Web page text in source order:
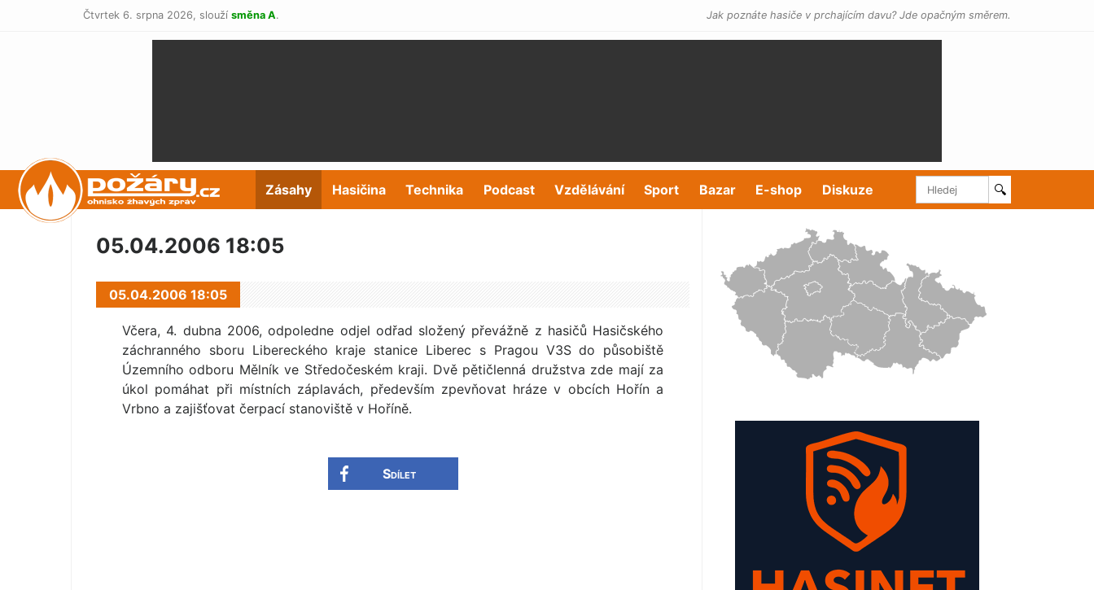
Čtvrtek 6. srpna 2026, slouží směna A. Jak poznáte hasiče v prchajícím davu? Jde opačným směrem.
POŽÁRY.cz Zásahy Hasičina Technika Podcast Vzdělávání Sport Bazar E-shop Diskuze 🔍
05.04.2006 18:05
05.04.2006 18:05
Včera, 4. dubna 2006, odpoledne odjel odřad složený převážně z hasičů Hasičského
záchranného sboru Libereckého kraje stanice Liberec s Pragou V3S do působiště
Územního odboru Mělník ve Středočeském kraji. Dvě pětičlenná družstva zde mají za
úkol pomáhat při místních záplavách, především zpevňovat hráze v obcích Hořín a
Vrbno a zajišťovat čerpací stanoviště v Hoříně.
Sdílet